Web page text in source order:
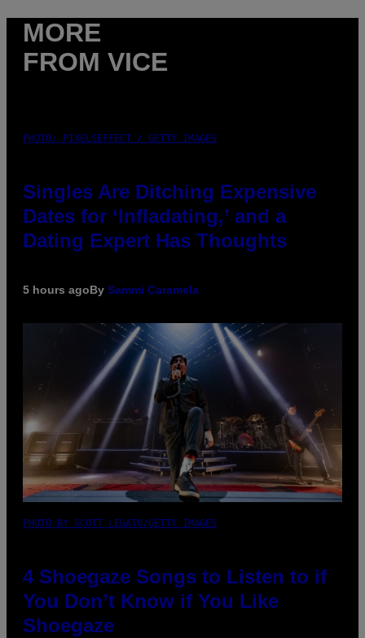
MORE
FROM VICE
PHOTO: PIXELSEFFECT / GETTY IMAGES
Singles Are Ditching Expensive
Dates for ‘Infladating,’ and a
Dating Expert Has Thoughts
5 hours agoBy Sammi Caramela
PHOTO BY SCOTT LEGATO/GETTY IMAGES
4 Shoegaze Songs to Listen to if
You Don’t Know if You Like
Shoegaze